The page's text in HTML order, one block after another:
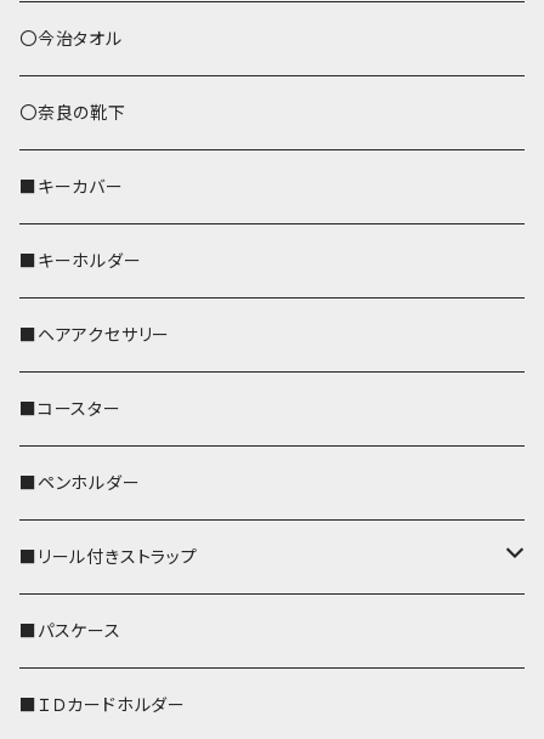
あずまバッグ
トートバッグ（L）
バッグインバッグ
シマエナガ
ハシビロコウ
オカメインコ
歌うオカメちゃん
おかめ３兄弟
セキセイインコ
文鳥
鹿
ペンギン
〇今治タオル
〇奈良の靴下
■キーカバー
■キーホルダー
■ヘアアクセサリー
■コースター
■ペンホルダー
■リール付きストラップ
リールのみ
ストラップ付
■パスケース
■ＩＤカードホルダー